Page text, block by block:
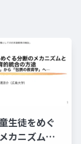
生徒をめぐ
カニズムと